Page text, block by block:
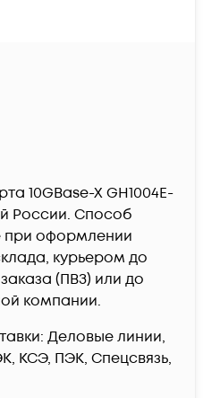
10GBase-X GH1004E-
России. Способ
при оформлении
курьером до
(ПВЗ) или до
компании.
Деловые линии,
КСЭ, ПЭК, Спецсвязь,